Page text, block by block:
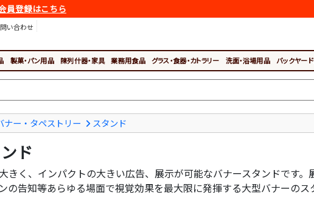
員登録はこちら
い合わせ
製菓・パン用品 陳列什器・家具 業務用食品 グラス・食器・カトラリー 洗面・浴場用品 バックヤー
ナー・タペストリー スタンド
ド
きく、インパクトの大きい広告、展示が可能なバナースタンドです
の告知等あらゆる場面で視覚効果を最大限に発揮する大型バナーのス